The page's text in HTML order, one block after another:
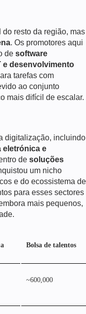
resto da região, mas
. Os promotores aqui
de software
e desenvolvimento
tarefas com
ao conjunto
mais difícil de escalar.
digitalização, incluindo
eletrónica e
de soluções
um nicho
e do ecossistema de
para esses sectores
mais pequenos,
Bolsa de talentos
~600,000